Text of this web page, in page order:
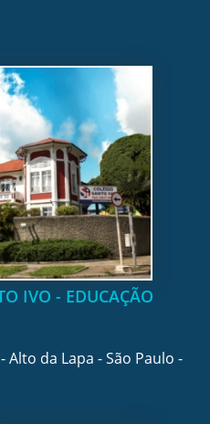
IVO - EDUCAÇÃO
Alto da Lapa - São Paulo -